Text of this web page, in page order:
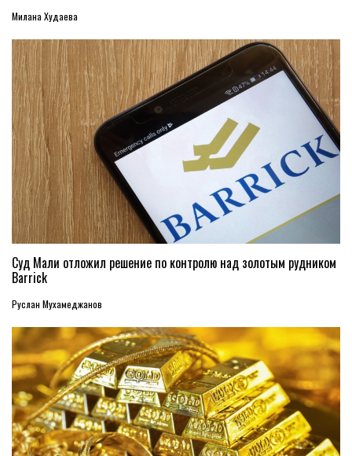
Милана Худаева
Суд Мали отложил решение по контролю над золотым рудником
Barrick
Руслан Мухамеджанов